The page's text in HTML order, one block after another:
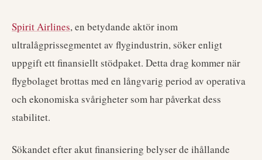
Spirit Airlines, en betydande aktör inom
ultralågprissegmentet av flygindustrin, söker enligt
uppgift ett finansiellt stödpaket. Detta drag kommer när
flygbolaget brottas med en långvarig period av operativa
och ekonomiska svårigheter som har påverkat dess
stabilitet.
Sökandet efter akut finansiering belyser de ihållande